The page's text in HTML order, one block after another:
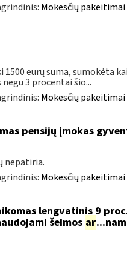
Mokesčių pakeitimai
eurų suma, sumokėta
3 procentai šio...
Mokesčių pakeitimai
pensijų įmokas
nepatiria.
Mokesčių pakeitimai
lengvatinis 9
šeimos ar